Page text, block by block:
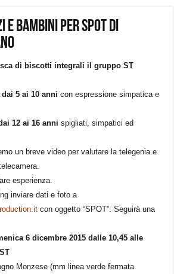
bambini per Spot di
di biscotti integrali il gruppo ST
5 ai 10 anni con espressione simpatica e
12 ai 16 anni spigliati, simpatici ed
un breve video per valutare la telegenia e
esperienza.
inviare dati e foto a
con oggetto “SPOT”. Seguirà una
6 dicembre 2015 dalle 10,45 alle
Monzese (mm linea verde fermata